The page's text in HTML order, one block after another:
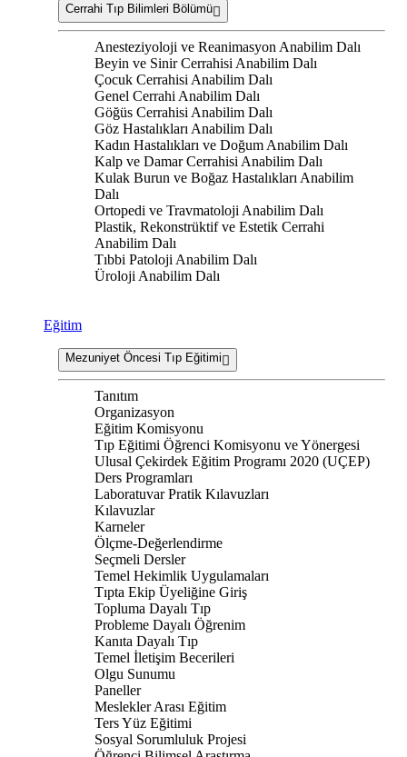
Cerrahi Tıp Bilimleri Bölümü
Anesteziyoloji ve Reanimasyon Anabilim Dalı
Beyin ve Sinir Cerrahisi Anabilim Dalı
Çocuk Cerrahisi Anabilim Dalı
Genel Cerrahi Anabilim Dalı
Göğüs Cerrahisi Anabilim Dalı
Göz Hastalıkları Anabilim Dalı
Kadın Hastalıkları ve Doğum Anabilim Dalı
Kalp ve Damar Cerrahisi Anabilim Dalı
Kulak Burun ve Boğaz Hastalıkları Anabilim
Dalı
Ortopedi ve Travmatoloji Anabilim Dalı
Plastik, Rekonstrüktif ve Estetik Cerrahi
Anabilim Dalı
Tıbbi Patoloji Anabilim Dalı
Üroloji Anabilim Dalı
Eğitim
Mezuniyet Öncesi Tıp Eğitimi
Tanıtım
Organizasyon
Eğitim Komisyonu
Tıp Eğitimi Öğrenci Komisyonu ve Yönergesi
Ulusal Çekirdek Eğitim Programı 2020 (UÇEP)
Ders Programları
Laboratuvar Pratik Kılavuzları
Kılavuzlar
Karneler
Ölçme-Değerlendirme
Seçmeli Dersler
Temel Hekimlik Uygulamaları
Tıpta Ekip Üyeliğine Giriş
Topluma Dayalı Tıp
Probleme Dayalı Öğrenim
Kanıta Dayalı Tıp
Temel İletişim Becerileri
Olgu Sunumu
Paneller
Meslekler Arası Eğitim
Ters Yüz Eğitimi
Sosyal Sorumluluk Projesi